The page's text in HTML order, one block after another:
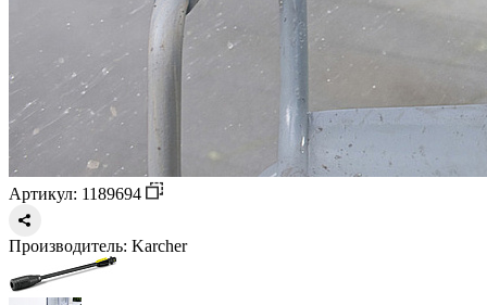
Артикул: 1189694
Производитель: Karcher